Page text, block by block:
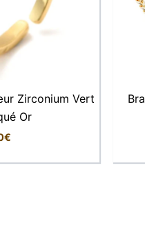
Zirconium Vert
Or
€